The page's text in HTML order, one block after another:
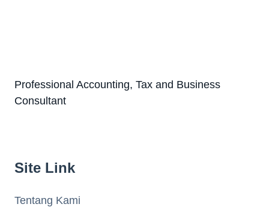
Professional Accounting, Tax and Business
Consultant
Site Link
Tentang Kami